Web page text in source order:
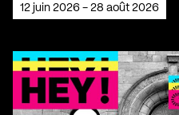
12 juin 2026 - 28 août 2026